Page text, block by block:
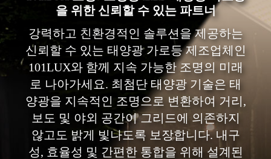
을 위한 신뢰할 수 있는 파트너
강력하고 친환경적인 솔루션을 제공하는
신뢰할 수 있는 태양광 가로등 제조업체인
101LUX와 함께 지속 가능한 조명의 미래
로 나아가세요. 최첨단 태양광 기술은 태
양광을 지속적인 조명으로 변환하여 거리,
보도 및 야외 공간이 그리드에 의존하지
않고도 밝게 빛나도록 보장합니다. 내구
성, 효율성 및 간편한 통합을 위해 설계된